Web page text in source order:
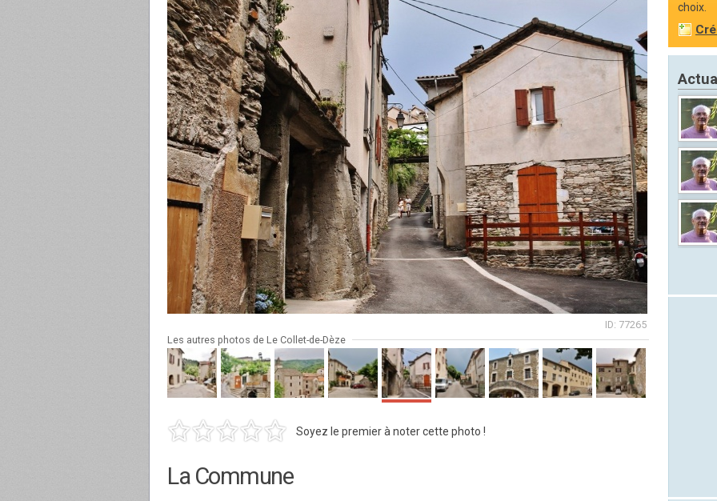
ID: 77265
Les autres photos de Le Collet-de-Dèze
Soyez le premier à noter cette photo !
La Commune
choix.